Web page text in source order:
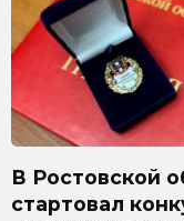
В Ростовской
стартовал